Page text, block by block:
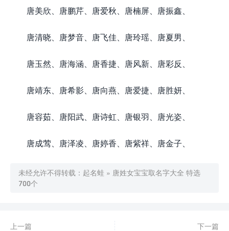
唐美欣、唐鹏芹、唐爱秋、唐楠屏、唐振鑫、
唐清晓、唐梦音、唐飞佳、唐玲瑶、唐夏男、
唐玉然、唐海涵、唐香捷、唐风新、唐彩反、
唐靖东、唐希影、唐向燕、唐爱捷、唐胜妍、
唐容茹、唐阳武、唐诗虹、唐银羽、唐光姿、
唐成莺、唐泽凌、唐婷香、唐紫祥、唐金子、
未经允许不得转载： 起名蛙 » 唐姓女宝宝取名字大全 特选
700个
上一篇
下一篇